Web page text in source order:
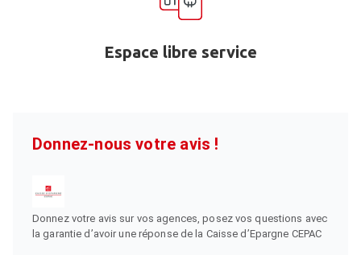
Espace libre service